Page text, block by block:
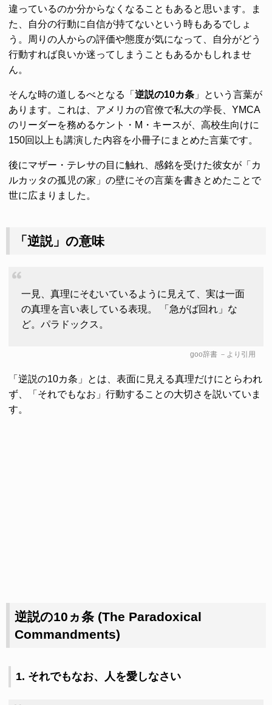
違っているのか分からなくなることもあると思います。ま
た、自分の行動に自信が持てないという時もあるでしょ
う。周りの人からの評価や態度が気になって、自分がどう
行動すれば良いか迷ってしまうこともあるかもしれませ
ん。
そんな時の道しるべとなる「 逆説の10カ条 」という言葉が
あります。これは、アメリカの官僚で私大の学長、YMCA
のリーダーを務めるケント・M・キースが、高校生向けに
150回以上も講演した内容を小冊子にまとめた言葉です。
後にマザー・テレサの目に触れ、感銘を受けた彼女が「カ
ルカッタの孤児の家」の壁にその言葉を書きとめたことで
世に広まりました。
「逆説」の意味
一見、真理にそむいているように見えて、実は一面
の真理を言い表している表現。 「急がば回れ」な
ど。パラドックス。
goo辞書－より引用
「逆説の10カ条」とは、表面に見える真理だけにとらわれ
ず、「それでもなお」行動することの大切さを説いていま
す。
逆説の10ヵ条 (The Paradoxical
Commandments)
1. それでもなお、人を愛しなさい